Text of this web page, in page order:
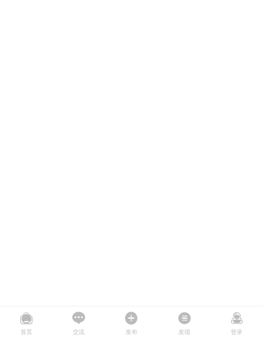
首页 交流 发布 发现 登录